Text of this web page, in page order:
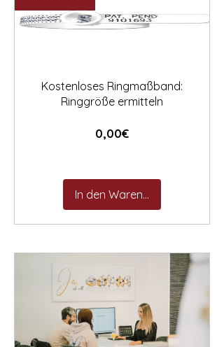
Kostenloses Ringmaßband:
Ringgröße ermitteln
0,00€Preis
In den Warenkorb